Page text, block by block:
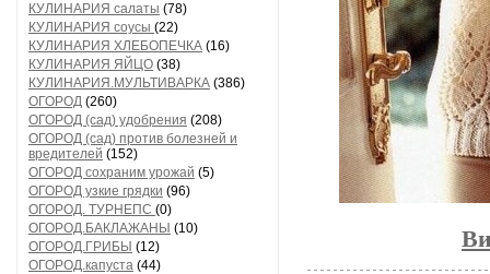
КУЛИНАРИЯ салаты (78)
КУЛИНАРИЯ соусы (22)
КУЛИНАРИЯ ХЛЕБОПЕЧКА (16)
КУЛИНАРИЯ ЯЙЦО (38)
КУЛИНАРИЯ.МУЛЬТИВАРКА (386)
ОГОРОД (260)
ОГОРОД (сад) удобрения (208)
ОГОРОД (сад) против болезней и
вредителей (152)
ОГОРОД сохраним урожай (5)
ОГОРОД узкие грядки (96)
ОГОРОД. ТУРНЕПС (0)
ОГОРОД.БАКЛАЖАНЫ (10)
ОГОРОД.ГРИБЫ (12)
ОГОРОД.капуста (44)